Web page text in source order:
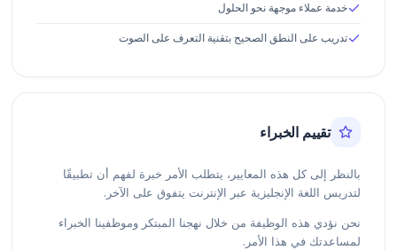
خدمة عملاء موجهة نحو الحلول
تدريب على النطق الصحيح بتقنية التعرف على الصوت
تقييم الخبراء
بالنظر إلى كل هذه المعايير، يتطلب الأمر خبرة لفهم أن تطبيقًا
لتدريس اللغة الإنجليزية عبر الإنترنت يتفوق على الآخر.
نحن نؤدي هذه الوظيفة من خلال نهجنا المبتكر وموظفينا الخبراء
لمساعدتك في هذا الأمر.